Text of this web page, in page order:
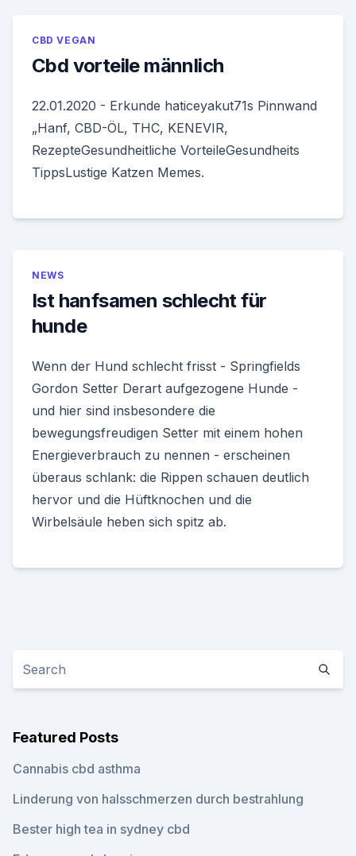
CBD VEGAN
Cbd vorteile männlich
22.01.2020 - Erkunde haticeyakut71s Pinnwand
„Hanf, CBD-ÖL, THC, KENEVIR,
RezepteGesundheitliche VorteileGesundheits
TippsLustige Katzen Memes.
NEWS
Ist hanfsamen schlecht für
hunde
Wenn der Hund schlecht frisst - Springfields
Gordon Setter Derart aufgezogene Hunde -
und hier sind insbesondere die
bewegungsfreudigen Setter mit einem hohen
Energieverbrauch zu nennen - erscheinen
überaus schlank: die Rippen schauen deutlich
hervor und die Hüftknochen und die
Wirbelsäule heben sich spitz ab.
Featured Posts
Cannabis cbd asthma
Linderung von halsschmerzen durch bestrahlung
Bester high tea in sydney cbd